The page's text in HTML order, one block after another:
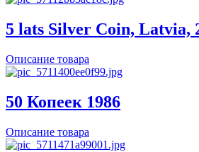
5 lats Silver Coin, Latvia,
Описание товара
50 Копеек 1986
Описание товара